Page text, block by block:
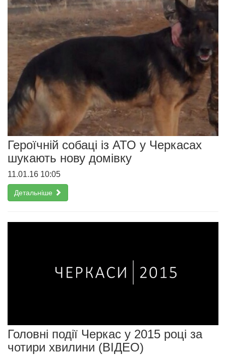
Героїчній собаці із АТО у Черкасах
шукають нову домівку
11.01.16 10:05
Детальніше
Головні події Черкас у 2015 році за
чотири хвилини (ВІДЕО)